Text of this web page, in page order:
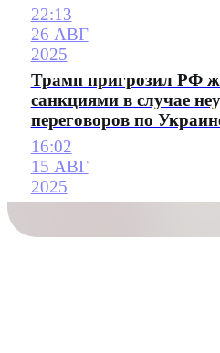
22:13
26 АВГ
2025
Трамп пригрозил РФ
санкциями в случае
переговоров по
16:02
15 АВГ
2025